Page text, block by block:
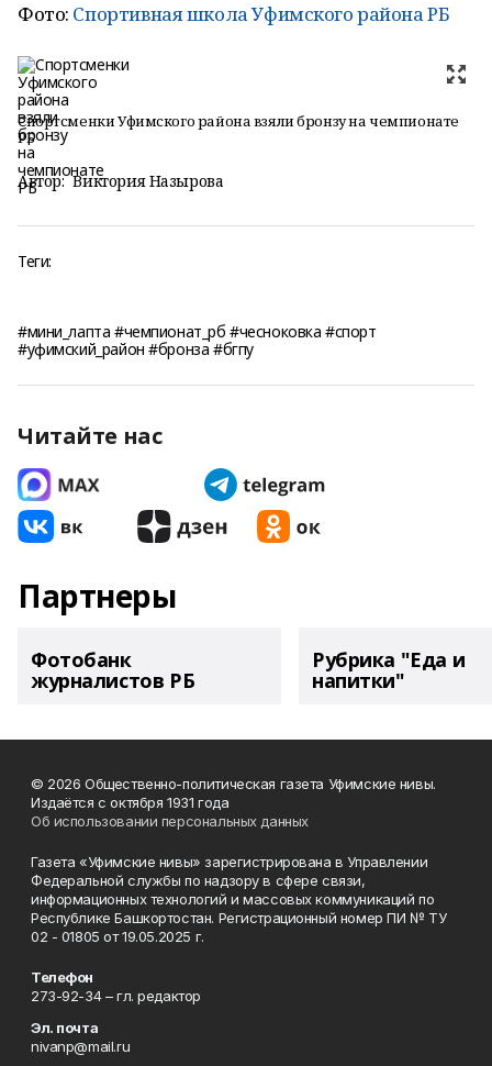
Фото: Спортивная школа Уфимского района РБ
Спортсменки Уфимского района взяли бронзу на чемпионате
РБ
Автор: Виктория Назырова
Теги:
#мини_лапта #чемпионат_рб #чесноковка #спорт
#уфимский_район #бронза #бгпу
Читайте нас
Партнеры
Фотобанк
журналистов РБ
Рубрика "Еда и
напитки"
© 2026 Общественно-политическая газета Уфимские нивы.
Издаётся с октября 1931 года
Об использовании персональных данных
Газета «Уфимские нивы» зарегистрирована в Управлении
Федеральной службы по надзору в сфере связи,
информационных технологий и массовых коммуникаций по
Республике Башкортостан. Регистрационный номер ПИ № ТУ
02 - 01805 от 19.05.2025 г.
Телефон
273-92-34 – гл. редактор
Эл. почта
nivanp@mail.ru